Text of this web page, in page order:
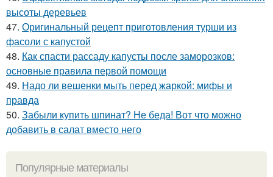
высоты деревьев
47. Оригинальный рецепт приготовления турши из
фасоли с капустой
48. Как спасти рассаду капусты после заморозков:
основные правила первой помощи
49. Надо ли вешенки мыть перед жаркой: мифы и
правда
50. Забыли купить шпинат? Не беда! Вот что можно
добавить в салат вместо него
Популярные материалы